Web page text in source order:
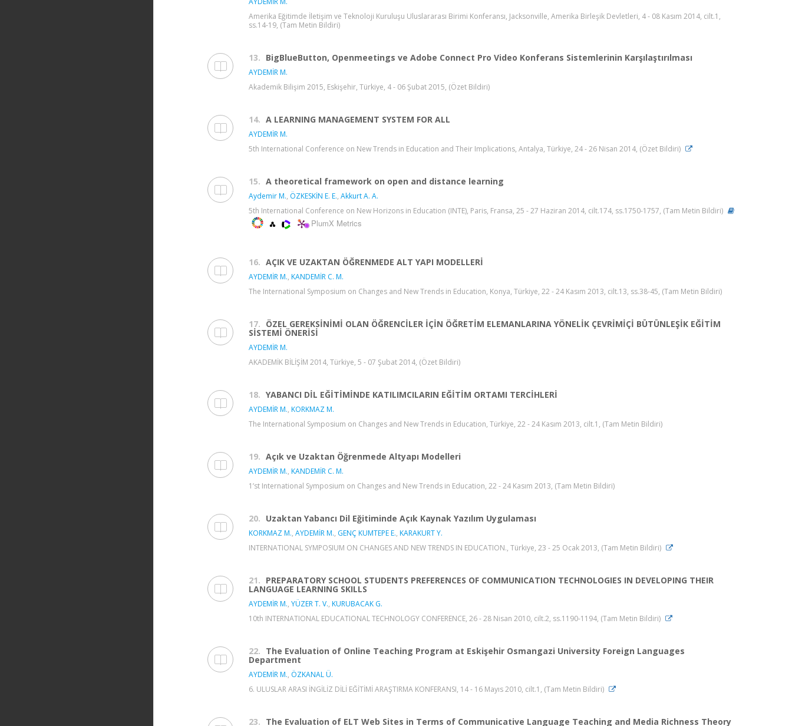
Amerika Eğitimde İletişim ve Teknoloji Kuruluşu Uluslararası Birimi Konferansı, Jacksonville, Amerika Birleşik Devletleri, 4 - 08 Kasım 2014, cilt.1,
ss.14-19, (Tam Metin Bildiri)
13. BigBlueButton, Openmeetings ve Adobe Connect Pro Video Konferans Sistemlerinin Karşılaştırılması
AYDEMİR M.
Akademik Bilişim 2015, Eskişehir, Türkiye, 4 - 06 Şubat 2015, (Özet Bildiri)
14. A LEARNING MANAGEMENT SYSTEM FOR ALL
AYDEMİR M.
5th International Conference on New Trends in Education and Their Implications, Antalya, Türkiye, 24 - 26 Nisan 2014, (Özet Bildiri)
15. A theoretical framework on open and distance learning
Aydemir M., ÖZKESKİN E. E., Akkurt A. A.
5th International Conference on New Horizons in Education (INTE), Paris, Fransa, 25 - 27 Haziran 2014, cilt.174, ss.1750-1757, (Tam Metin Bildiri)
PlumX Metrics
16. AÇIK VE UZAKTAN ÖĞRENMEDE ALT YAPI MODELLERİ
AYDEMİR M., KANDEMİR C. M.
The International Symposium on Changes and New Trends in Education, Konya, Türkiye, 22 - 24 Kasım 2013, cilt.13, ss.38-45, (Tam Metin Bildiri)
17. ÖZEL GEREKSİNİMİ OLAN ÖĞRENCİLER İÇİN ÖĞRETİM ELEMANLARINA YÖNELİK ÇEVRİMİÇİ BÜTÜNLEŞİK EĞİTİM
SİSTEMİ ÖNERİSİ
AYDEMİR M.
AKADEMİK BİLİŞİM 2014, Türkiye, 5 - 07 Şubat 2014, (Özet Bildiri)
18. YABANCI DİL EĞİTİMİNDE KATILIMCILARIN EĞİTİM ORTAMI TERCİHLERİ
AYDEMİR M., KORKMAZ M.
The International Symposium on Changes and New Trends in Education, Türkiye, 22 - 24 Kasım 2013, cilt.1, (Tam Metin Bildiri)
19. Açık ve Uzaktan Öğrenmede Altyapı Modelleri
AYDEMİR M., KANDEMİR C. M.
1’st International Symposium on Changes and New Trends in Education, 22 - 24 Kasım 2013, (Tam Metin Bildiri)
20. Uzaktan Yabancı Dil Eğitiminde Açık Kaynak Yazılım Uygulaması
KORKMAZ M., AYDEMİR M., GENÇ KUMTEPE E., KARAKURT Y.
INTERNATIONAL SYMPOSIUM ON CHANGES AND NEW TRENDS IN EDUCATION., Türkiye, 23 - 25 Ocak 2013, (Tam Metin Bildiri)
21. PREPARATORY SCHOOL STUDENTS PREFERENCES OF COMMUNICATION TECHNOLOGIES IN DEVELOPING THEIR
LANGUAGE LEARNING SKILLS
AYDEMİR M., YÜZER T. V., KURUBACAK G.
10th INTERNATIONAL EDUCATIONAL TECHNOLOGY CONFERENCE, 26 - 28 Nisan 2010, cilt.2, ss.1190-1194, (Tam Metin Bildiri)
22. The Evaluation of Online Teaching Program at Eskişehir Osmangazi University Foreign Languages
Department
AYDEMİR M., ÖZKANAL Ü.
6. ULUSLAR ARASI İNGİLİZ DİLİ EĞİTİMİ ARAŞTIRMA KONFERANSI, 14 - 16 Mayıs 2010, cilt.1, (Tam Metin Bildiri)
23. The Evaluation of ELT Web Sites in Terms of Communicative Language Teaching and Media Richness Theory